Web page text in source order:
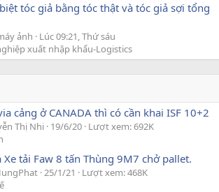
tóc giả bằng tóc thật và tóc giả sợi tổng
ảnh
Lúc 09:21, Thứ sáu
xuất nhập khẩu-Logistics
cảng ở CANADA thì có cần khai ISF 10+2
Thị Nhi 19/6/20 Lượt xem: 692K
Xe tải Faw 8 tấn Thùng 9M7 chở pallet.
25/1/21
Lượt xem: 468K